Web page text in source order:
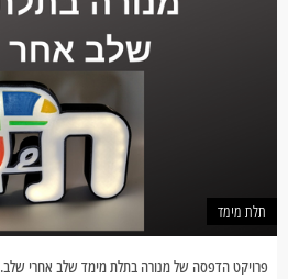
תלת מימד
פרויקט הדפסה של מנורה בתלת מימד שלב אחרי שלב.